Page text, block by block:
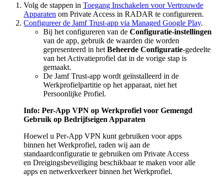
Volg de stappen in Toegang Inschakelen voor Vertrouwde
Apparaten om Private Access in RADAR te configureren.
Configureer de Jamf Trust-app via Managed Google Play.
Bij het configureren van de Configuratie-instellingen
van de app, gebruik de waarden die worden
gepresenteerd in het Beheerde Configuratie-gedeelte
van het Activatieprofiel dat in de vorige stap is
gemaakt.
De Jamf Trust-app wordt geïnstalleerd in de
Werkprofielpartitie op het apparaat, niet het
Persoonlijke Profiel.
Info: Per-App VPN op Werkprofiel voor Gemengd
Gebruik op Bedrijfseigen Apparaten
Hoewel u Per-App VPN kunt gebruiken voor apps
binnen het Werkprofiel, raden wij aan de
standaardconfiguratie te gebruiken om Private Access
en Dreigingsbeveiliging beschikbaar te maken voor alle
apps en netwerkverkeer binnen het Werkprofiel.